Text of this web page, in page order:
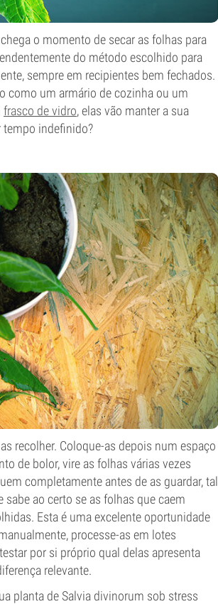
o momento de secar as folhas para
do método escolhido para
sempre em recipientes bem fechados.
como um armário de cozinha ou um
frasco de vidro, elas vão manter a sua
indefinido?
recolher. Coloque-as depois num espaço
de bolor, vire as folhas várias vezes
completamente antes de as guardar, tal
ao certo se as folhas que caem
Esta é uma excelente oportunidade
processe-as em lotes
por si próprio qual delas apresenta
relevante.
planta de Salvia divinorum sob stress